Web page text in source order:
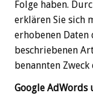
Folge haben.
erklären Sie sich
erhobenen
beschriebenen
benannten
Google AdWords